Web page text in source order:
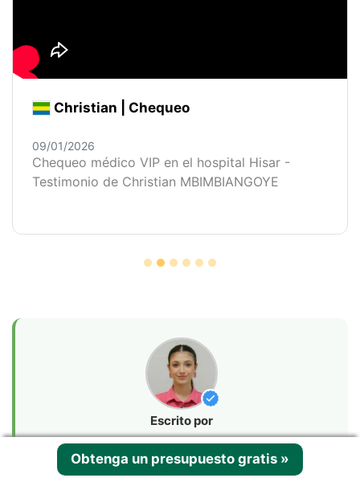
Christian | Chequeo
09/01/2026
Chequeo médico VIP en el hospital Hisar -
Testimonio de Christian MBIMBIANGOYE
Escrito por
Emily White
Obtenga un presupuesto gratis »